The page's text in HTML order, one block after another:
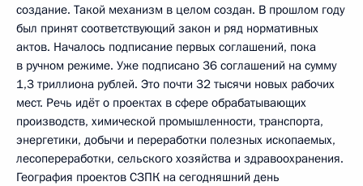
создание. Такой механизм в целом создан. В прошлом году
был принят соответствующий закон и ряд нормативных
актов. Началось подписание первых соглашений, пока
в ручном режиме. Уже подписано 36 соглашений на сумму
1,3 триллиона рублей. Это почти 32 тысячи новых рабочих
мест. Речь идёт о проектах в сфере обрабатывающих
производств, химической промышленности, транспорта,
энергетики, добычи и переработки полезных ископаемых,
лесопереработки, сельского хозяйства и здравоохранения.
География проектов СЗПК на сегодняшний день